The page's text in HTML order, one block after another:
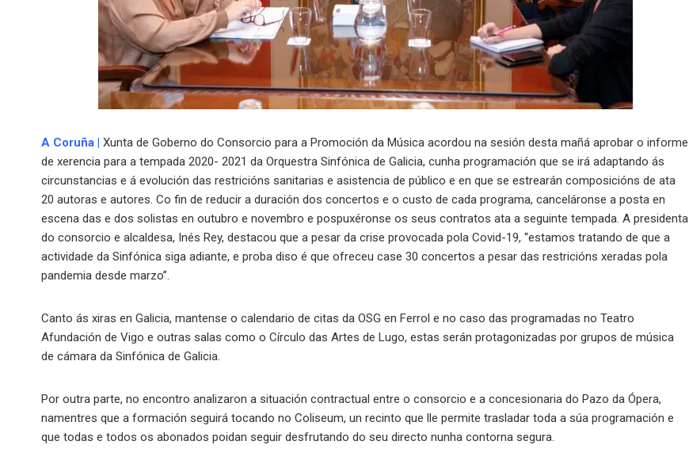
A Coruña | Xunta de Goberno do Consorcio para a Promoción da Música acordou na sesión desta mañá aprobar o informe
de xerencia para a tempada 2020- 2021 da Orquestra Sinfónica de Galicia, cunha programación que se irá adaptando ás
circunstancias e á evolución das restricións sanitarias e asistencia de público e en que se estrearán composicións de ata
20 autoras e autores. Co fin de reducir a duración dos concertos e o custo de cada programa, canceláronse a posta en
escena das e dos solistas en outubro e novembro e pospuxéronse os seus contratos ata a seguinte tempada. A presidenta
do consorcio e alcaldesa, Inés Rey, destacou que a pesar da crise provocada pola Covid-19, “estamos tratando de que a
actividade da Sinfónica siga adiante, e proba diso é que ofreceu case 30 concertos a pesar das restricións xeradas pola
pandemia desde marzo”.
Canto ás xiras en Galicia, mantense o calendario de citas da OSG en Ferrol e no caso das programadas no Teatro
Afundación de Vigo e outras salas como o Círculo das Artes de Lugo, estas serán protagonizadas por grupos de música
de cámara da Sinfónica de Galicia.
Por outra parte, no encontro analizaron a situación contractual entre o consorcio e a concesionaria do Pazo da Ópera,
namentres que a formación seguirá tocando no Coliseum, un recinto que lle permite trasladar toda a súa programación e
que todas e todos os abonados poidan seguir desfrutando do seu directo nunha contorna segura.